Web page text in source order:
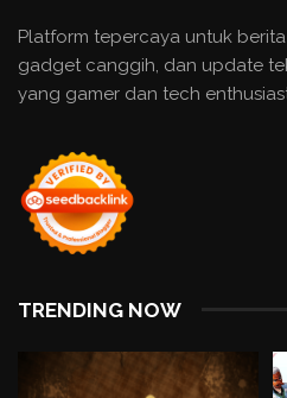
Platform tepercaya untuk
gadget canggih, dan update
yang gamer dan tech
TRENDING NOW